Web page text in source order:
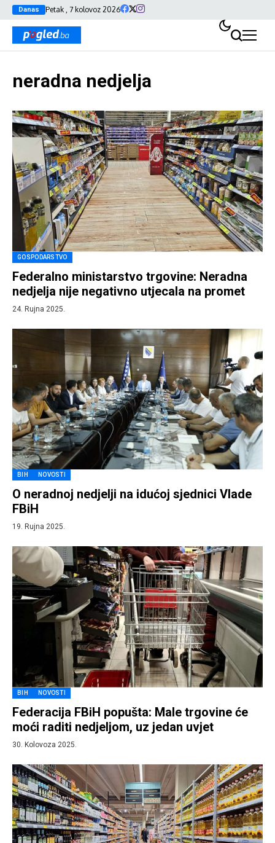
Danas Petak , 7 kolovoz 2026
neradna nedjelja
GOSPODARSTVO
Federalno ministarstvo trgovine: Neradna
nedjelja nije negativno utjecala na promet
24. Rujna 2025.
BIH NOVOSTI
O neradnoj nedjelji na idućoj sjednici Vlade
FBiH
19. Rujna 2025.
BIH NOVOSTI
Federacija FBiH popušta: Male trgovine će
moći raditi nedjeljom, uz jedan uvjet
30. Kolovoza 2025.